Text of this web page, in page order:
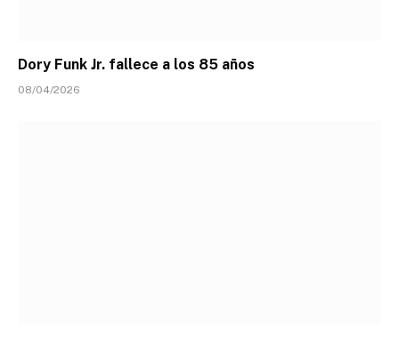
Dory Funk Jr. fallece a los 85 años
08/04/2026